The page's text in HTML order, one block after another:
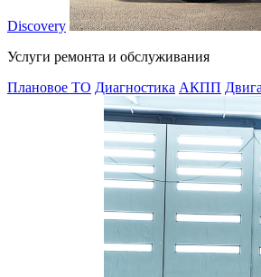
Discovery
Услуги ремонта и обслуживания
Плановое ТО Диагностика АКПП